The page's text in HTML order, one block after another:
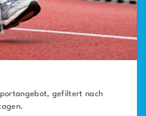
gefiltert nach